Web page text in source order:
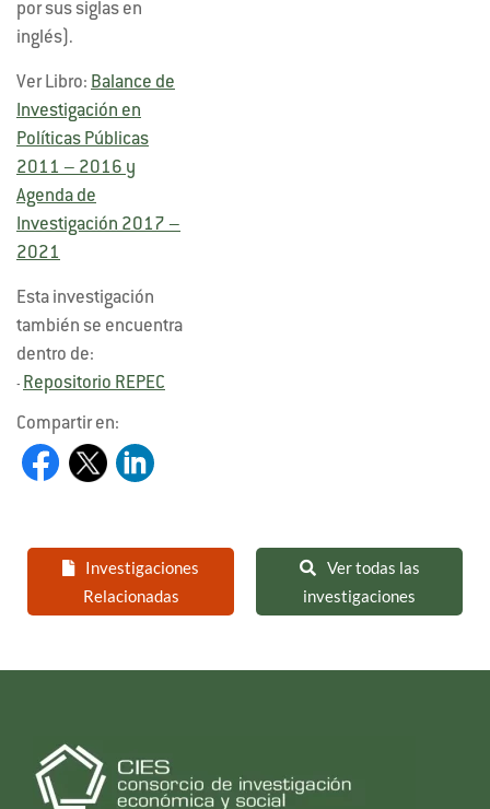
por sus siglas en
inglés).
Ver Libro: Balance de
Investigación en
Políticas Públicas
2011 – 2016 y
Agenda de
Investigación 2017 –
2021
Esta investigación
también se encuentra
dentro de:
- Repositorio REPEC
Compartir en:
Investigaciones
Relacionadas
Ver todas las
investigaciones